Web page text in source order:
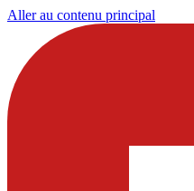
Aller au contenu principal